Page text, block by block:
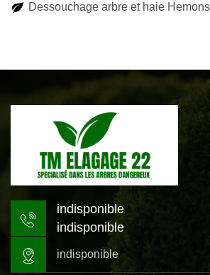
Dessouchage arbre et haie
indisponible
indisponible
indisponible